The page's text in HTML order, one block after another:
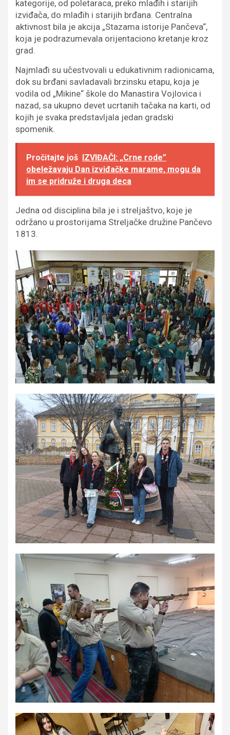
kategorije, od poletaraca, preko mlađih i starijih
izviđača, do mlađih i starijih brđana. Centralna
aktivnost bila je akcija „Stazama istorije Pančeva“,
koja je podrazumevala orijentaciono kretanje kroz
grad.
Najmlađi su učestvovali u edukativnim radionicama,
dok su brđani savladavali brzinsku etapu, koja je
vodila od „Mikine“ škole do Manastira Vojlovica i
nazad, sa ukupno devet ucrtanih tačaka na karti, od
kojih je svaka predstavljala jedan gradski
spomenik.
Pročitajte još IZVIĐAČI: „Crne rode”
obeležavaju Dan izviđačke marame, mogu da
im se pridruže i druga deca
Jedna od disciplina bila je i streljaštvo, koje je
održano u prostorijama Streljačke družine Pančevo
1813.